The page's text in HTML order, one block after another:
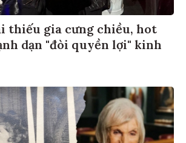
thiếu gia cưng chiều, hot
dạn "đòi quyền lợi" kinh